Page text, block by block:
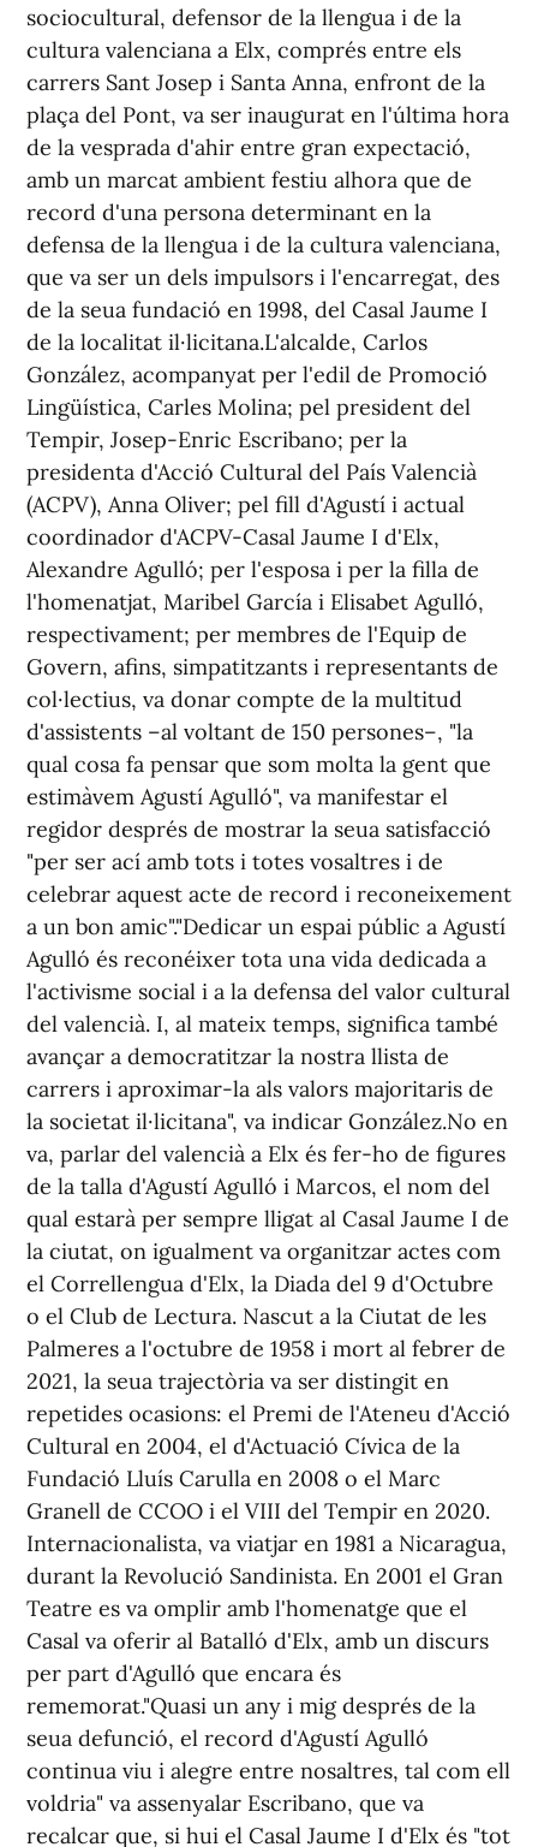
sociocultural, defensor de la llengua i de la
cultura valenciana a Elx, comprés entre els
carrers Sant Josep i Santa Anna, enfront de la
plaça del Pont, va ser inaugurat en l'última hora
de la vesprada d'ahir entre gran expectació,
amb un marcat ambient festiu alhora que de
record d'una persona determinant en la
defensa de la llengua i de la cultura valenciana,
que va ser un dels impulsors i l'encarregat, des
de la seua fundació en 1998, del Casal Jaume I
de la localitat il·licitana.L'alcalde, Carlos
González, acompanyat per l'edil de Promoció
Lingüística, Carles Molina; pel president del
Tempir, Josep-Enric Escribano; per la
presidenta d'Acció Cultural del País Valencià
(ACPV), Anna Oliver; pel fill d'Agustí i actual
coordinador d'ACPV-Casal Jaume I d'Elx,
Alexandre Agulló; per l'esposa i per la filla de
l'homenatjat, Maribel García i Elisabet Agulló,
respectivament; per membres de l'Equip de
Govern, afins, simpatitzants i representants de
col·lectius, va donar compte de la multitud
d'assistents –al voltant de 150 persones–, "la
qual cosa fa pensar que som molta la gent que
estimàvem Agustí Agulló", va manifestar el
regidor després de mostrar la seua satisfacció
"per ser ací amb tots i totes vosaltres i de
celebrar aquest acte de record i reconeixement
a un bon amic"."Dedicar un espai públic a Agustí
Agulló és reconéixer tota una vida dedicada a
l'activisme social i a la defensa del valor cultural
del valencià. I, al mateix temps, significa també
avançar a democratitzar la nostra llista de
carrers i aproximar-la als valors majoritaris de
la societat il·licitana", va indicar González.No en
va, parlar del valencià a Elx és fer-ho de figures
de la talla d'Agustí Agulló i Marcos, el nom del
qual estarà per sempre lligat al Casal Jaume I de
la ciutat, on igualment va organitzar actes com
el Correllengua d'Elx, la Diada del 9 d'Octubre
o el Club de Lectura. Nascut a la Ciutat de les
Palmeres a l'octubre de 1958 i mort al febrer de
2021, la seua trajectòria va ser distingit en
repetides ocasions: el Premi de l'Ateneu d'Acció
Cultural en 2004, el d'Actuació Cívica de la
Fundació Lluís Carulla en 2008 o el Marc
Granell de CCOO i el VIII del Tempir en 2020.
Internacionalista, va viatjar en 1981 a Nicaragua,
durant la Revolució Sandinista. En 2001 el Gran
Teatre es va omplir amb l'homenatge que el
Casal va oferir al Batalló d'Elx, amb un discurs
per part d'Agulló que encara és
rememorat."Quasi un any i mig després de la
seua defunció, el record d'Agustí Agulló
continua viu i alegre entre nosaltres, tal com ell
voldria" va assenyalar Escribano, que va
recalcar que, si hui el Casal Jaume I d'Elx és "tot